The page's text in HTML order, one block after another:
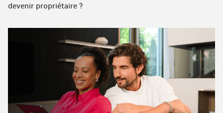
devenir propriétaire ?